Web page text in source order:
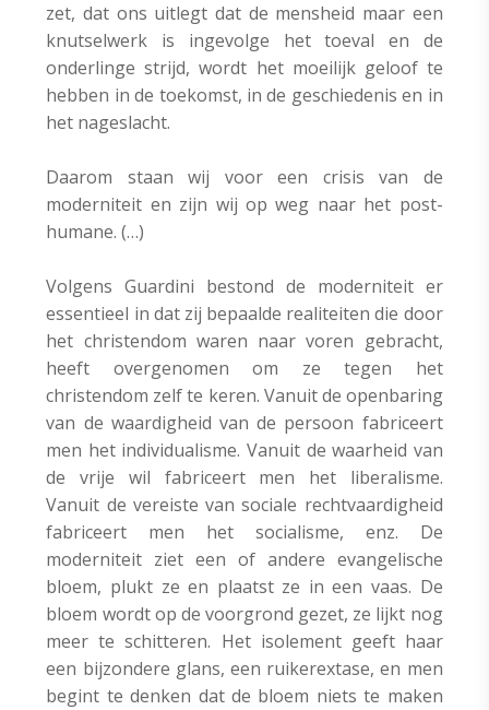
zet, dat ons uitlegt dat de mensheid maar een
knutselwerk is ingevolge het toeval en de
onderlinge strijd, wordt het moeilijk geloof te
hebben in de toekomst, in de geschiedenis en in
het nageslacht.
Daarom staan wij voor een crisis van de
moderniteit en zijn wij op weg naar het post-
humane. (…)
Volgens Guardini bestond de moderniteit er
essentieel in dat zij bepaalde realiteiten die door
het christendom waren naar voren gebracht,
heeft overgenomen om ze tegen het
christendom zelf te keren. Vanuit de openbaring
van de waardigheid van de persoon fabriceert
men het individualisme. Vanuit de waarheid van
de vrije wil fabriceert men het liberalisme.
Vanuit de vereiste van sociale rechtvaardigheid
fabriceert men het socialisme, enz. De
moderniteit ziet een of andere evangelische
bloem, plukt ze en plaatst ze in een vaas. De
bloem wordt op de voorgrond gezet, ze lijkt nog
meer te schitteren. Het isolement geeft haar
een bijzondere glans, een ruikerextase, en men
begint te denken dat de bloem niets te maken